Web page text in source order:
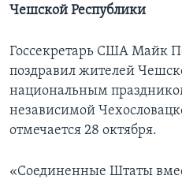
Чешской Республики
Госсекретарь США Майк
поздравил жителей
национальным
независимой
отмечается 28 октября.
«Соединенные Штаты